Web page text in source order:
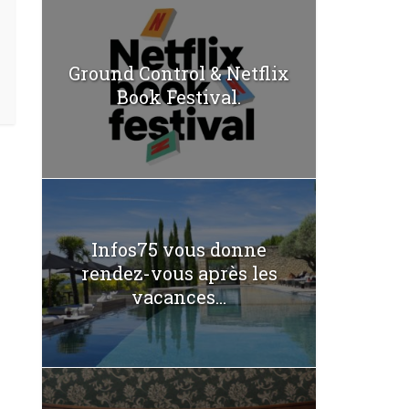
Ground Control & Netflix
Book Festival.
Infos75 vous donne
rendez-vous après les
vacances...